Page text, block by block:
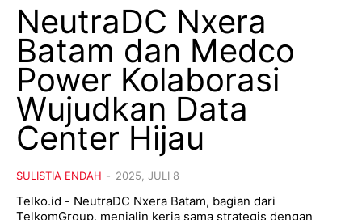
NeutraDC Nxera
Batam dan Medco
Power Kolaborasi
Wujudkan Data
Center Hijau
SULISTIA ENDAH - 2025, JULI 8
Telko.id - NeutraDC Nxera Batam, bagian dari
TelkomGroup, menjalin kerja sama strategis dengan